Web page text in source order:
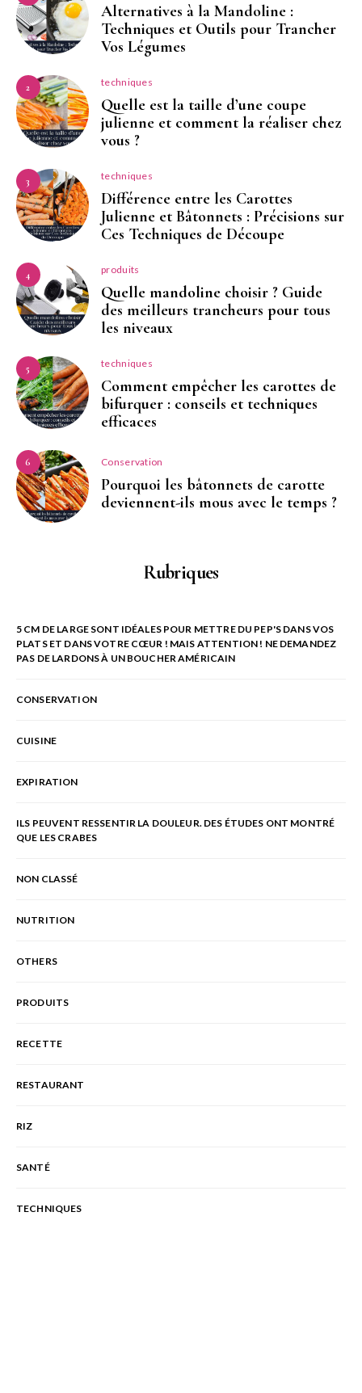
Alternatives à la Mandoline :
Techniques et Outils pour Trancher
Vos Légumes
2 techniques
Quelle est la taille d’une coupe
julienne et comment la réaliser chez
vous ?
3 techniques
Différence entre les Carottes
Julienne et Bâtonnets : Précisions sur
Ces Techniques de Découpe
4 produits
Quelle mandoline choisir ? Guide
des meilleurs trancheurs pour tous
les niveaux
5 techniques
Comment empêcher les carottes de
bifurquer : conseils et techniques
efficaces
6 Conservation
Pourquoi les bâtonnets de carotte
deviennent-ils mous avec le temps ?
Rubriques
5 CM DE LARGE SONT IDÉALES POUR METTRE DU PEP'S DANS VOS
PLATS ET DANS VOTRE CŒUR ! MAIS ATTENTION ! NE DEMANDEZ
PAS DE LARDONS À UN BOUCHER AMÉRICAIN
CONSERVATION
CUISINE
EXPIRATION
ILS PEUVENT RESSENTIR LA DOULEUR. DES ÉTUDES ONT MONTRÉ
QUE LES CRABES
NON CLASSÉ
NUTRITION
OTHERS
PRODUITS
RECETTE
RESTAURANT
RIZ
SANTÉ
TECHNIQUES